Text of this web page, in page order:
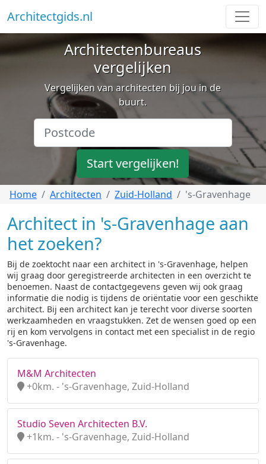
Architectgids.nl
Architectenbureaus
vergelijken
Vergelijken van architecten bij jou in de
buurt.
Start vergelijken!
Home Architecten Zuid-Holland 's-Gravenhage
Architect in 's-Gravenhage aan
het zoeken?
Bij de zoektocht naar een architect in 's-Gravenhage, helpen
wij graag door geregistreerde architecten in een overzicht te
benoemen. Naast de contactgegevens geven wij ook graag
informatie die nodig is tijdens de oriëntatie voor een geschikte
architect. Bij een architect kan je terecht voor diverse soorten
werkzaamheden en vraagstukken. Zet de wensen goed op een
rij en kom vervolgens in contact met een specialist in de regio
's-Gravenhage.
M&M Architecten
+0km. - 's-Gravenhage, Zuid-Holland
Studio Seven Architecten B.V.
+1km. - 's-Gravenhage, Zuid-Holland